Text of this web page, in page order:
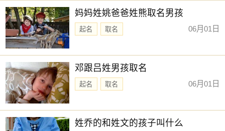
妈妈姓姚爸爸姓熊取名男孩
起名 取名 06月01日
邓跟吕姓男孩取名
起名 取名 06月01日
姓乔的和姓文的孩子叫什么